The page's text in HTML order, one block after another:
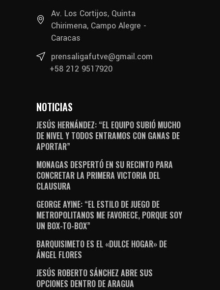
Av. Los Cortijos, Quinta
Chirimena, Campo Alegre -
Caracas
prensaligafutve@gmail.com
+58 212 9517920
NOTICIAS
JESÚS HERNÁNDEZ: “EL EQUIPO SUBIÓ MUCHO
DE NIVEL Y TODOS ENTRAMOS CON GANAS DE
APORTAR”
MONAGAS DESPERTÓ EN SU RECINTO PARA
CONCRETAR LA PRIMERA VICTORIA DEL
CLAUSURA
GEORGE AYINE: “EL ESTILO DE JUEGO DE
METROPOLITANOS ME FAVORECE, PORQUE SOY
UN BOX-TO-BOX”
BARQUISIMETO ES EL «DULCE HOGAR» DE
ÁNGEL FLORES
JESÚS ROBERTO SÁNCHEZ ABRE SUS
OPCIONES DENTRO DE ARAGUA